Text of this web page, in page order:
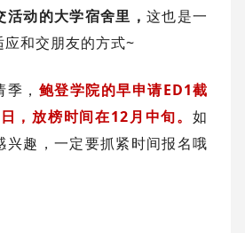
动的大学宿舍里， 这也是一
和交朋友的方式~
， 鲍登学院的早申请ED1截
，放榜时间在12月中旬。 如
兴趣，一定要抓紧时间报名哦